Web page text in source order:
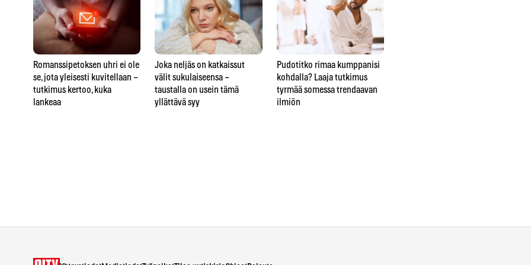
Romanssipetoksen uhri ei ole
se, jota yleisesti kuvitellaan –
tutkimus kertoo, kuka
lankeaa
Joka neljäs on katkaissut
välit sukulaiseensa –
taustalla on usein tämä
yllättävä syy
Pudotitko rimaa kumppanisi
kohdalla? Laaja tutkimus
tyrmää somessa trendaavan
ilmiön